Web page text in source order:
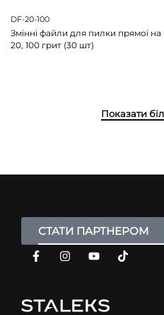
DF-20-100
Змінні файли для пилки прямої на
20, 100 грит (30 шт)
СТАТИ ПАРТНЕРОМ